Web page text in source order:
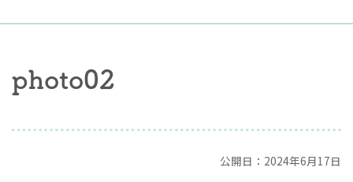
photo02
公開日：2024年6月17日